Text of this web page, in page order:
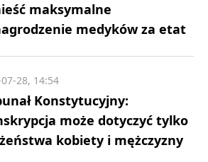
maksymalne
medyków za etat
Konstytucyjny:
może dotyczyć tylko
kobiety i mężczyzny
28, 14:54